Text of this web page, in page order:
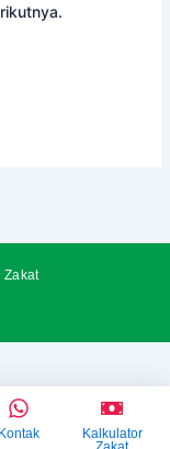
Zakat
Kontak
Kalkulator